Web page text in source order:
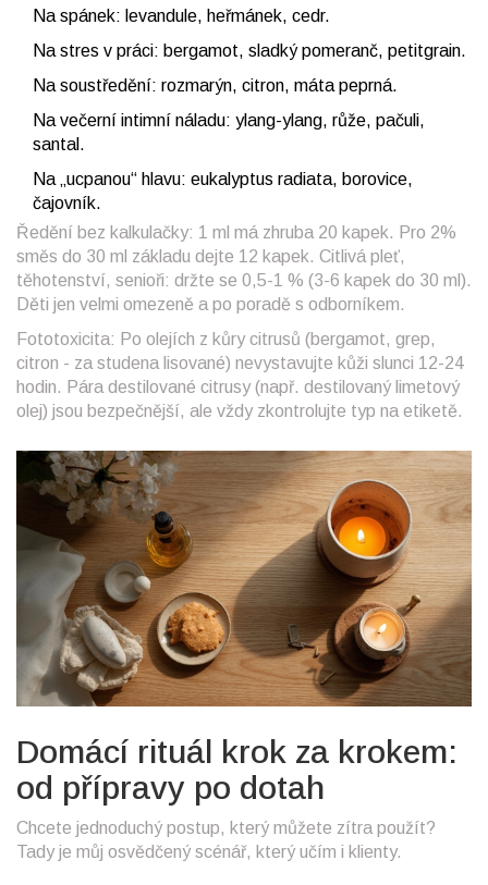
Na spánek: levandule, heřmánek, cedr.
Na stres v práci: bergamot, sladký pomeranč, petitgrain.
Na soustředění: rozmarýn, citron, máta peprná.
Na večerní intimní náladu: ylang-ylang, růže, pačuli,
santal.
Na „ucpanou“ hlavu: eukalyptus radiata, borovice,
čajovník.
Ředění bez kalkulačky: 1 ml má zhruba 20 kapek. Pro 2%
směs do 30 ml základu dejte 12 kapek. Citlivá pleť,
těhotenství, senioři: držte se 0,5-1 % (3-6 kapek do 30 ml).
Děti jen velmi omezeně a po poradě s odborníkem.
Fototoxicita: Po olejích z kůry citrusů (bergamot, grep,
citron - za studena lisované) nevystavujte kůži slunci 12-24
hodin. Pára destilované citrusy (např. destilovaný limetový
olej) jsou bezpečnější, ale vždy zkontrolujte typ na etiketě.
Domácí rituál krok za krokem:
od přípravy po dotah
Chcete jednoduchý postup, který můžete zítra použít?
Tady je můj osvědčený scénář, který učím i klienty.